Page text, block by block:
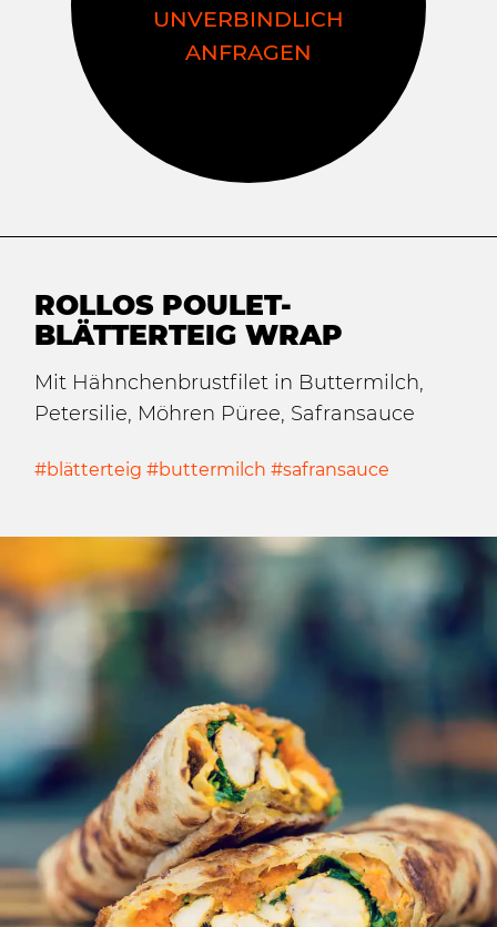
UNVERBINDLICH
ANFRAGEN
ROLLOS POULET-
BLÄTTERTEIG WRAP
Mit Hähnchenbrustfilet in Buttermilch,
Petersilie, Möhren Püree, Safransauce
#blätterteig #buttermilch #safransauce